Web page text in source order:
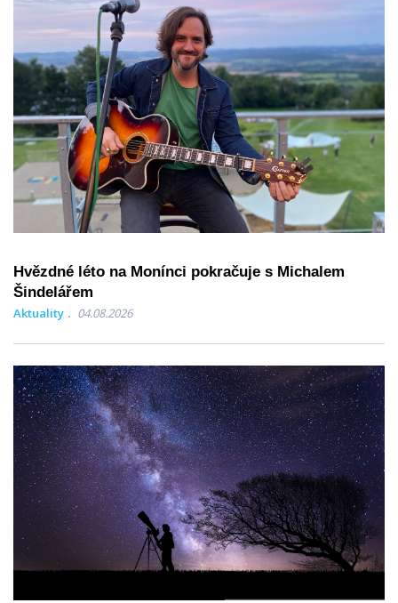
Hvězdné léto na Monínci pokračuje s Michalem
Šindelářem
Aktuality 04.08.2026